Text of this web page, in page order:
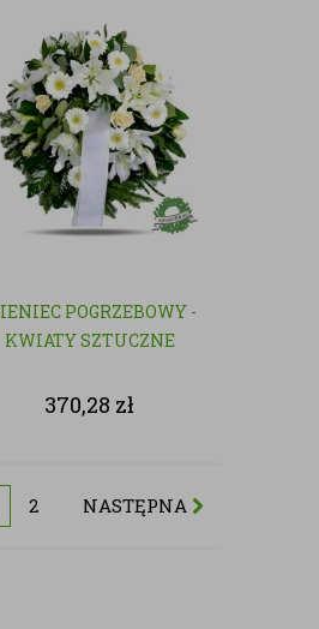
POGRZEBOWY -
KWIATY SZTUCZNE
370,28 zł
2 NASTĘPNA